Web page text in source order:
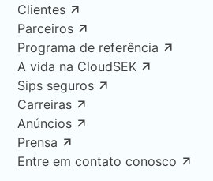
Clientes
Parceiros
Programa de referência
A vida na CloudSEK
Sips seguros
Carreiras
Anúncios
Prensa
Entre em contato conosco